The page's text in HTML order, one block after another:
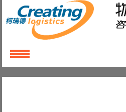
LoginorRegister